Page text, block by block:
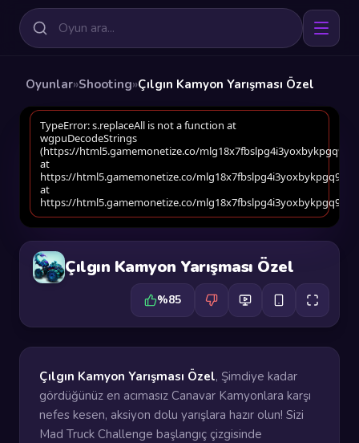
Oyunlar»Shooting»Çılgın Kamyon Yarışması Özel
Çılgın Kamyon Yarışması Özel
%85
Çılgın Kamyon Yarışması Özel, Şimdiye kadar
gördüğünüz en acımasız Canavar Kamyonlara karşı
nefes kesen, aksiyon dolu yarışlara hazır olun! Sizi
Mad Truck Challenge başlangıç ​​çizgisinde